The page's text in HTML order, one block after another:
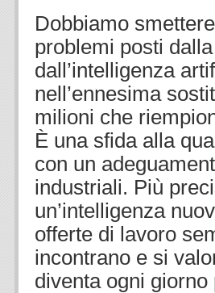
Dobbiamo
problemi posti
dall’intelligenza
nell’ennesima
milioni che
È una sfida alla
con un
industriali. Più
un’intelligenza
offerte di lavoro
incontrano e si
diventa ogni giorno